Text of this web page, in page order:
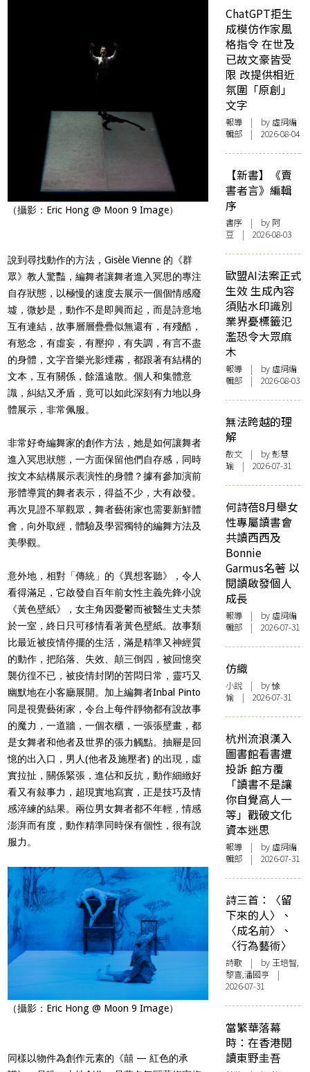
（攝影：Eric Hong @ Moon 9 Image）
說到尋找動作的方法，Gisèle Vienne 的《群
眾》教人驚豔，編舞者讓舞者進入冥思的專注
自存狀態，以極慢的速度去展示一個個情感廢
墟，微妙是，動作不是即興而起，而是詩意地
互有連結，故事層層疊疊似無還有，有殘酷，
有慾念，有虛妄，有壓抑，有失調，有言不盡
的身體，文字音樂光影煙霧，都跟著有結構的
文本，互有關係，餘溫遠散。個人和集體意
識，糾結又矛盾，竟可以如此深刻有力地以身
體展示，非常佩服。
非常好奇編舞家的創作方法，她是如何讓舞者
進入冥思狀態，一方面保留他們自存感，同時
按文本結構展示表演性的身體？據有參加演前
形體導賞的舞者表示，得益不少，大有啟發。
再次見證不單觀眾，舞者藝術家也需要新鮮體
會，向外取經，體驗及學習獨特的編舞方法及
美學觀。
意外地，相對「傳統」的《異想客聽》，令人
看得滿足，它啟發自百年前女性主義先鋒小說
《黃色壁紙》，女主角因憂鬱而被醫生丈夫禁
於一室，終日只可移情看著黃色壁紙。故事類
比最近被疫情停擺的生活，滿是精準又神經質
的動作，把陷落、失效、顛三倒四，被回憶突
襲仿徨不已，被疫情封閉的苦悶日常，靈巧又
幽默地在小客廳展開。加上編舞者Inbal Pinto
同是視覺藝術家，令台上每件靜物都有說故事
的魔力，一道牆，一個衣櫃，一張張壁畫，都
是女舞者和他者及世界的張力觸點。抽屜是回
憶的出入口，男人(他者及施壓者) 的出現，虛
實拉扯，關係緊張，進佔和反抗，動作細緻好
看又有敍事力，超現實地寫實，正是技巧及情
感淬練的結果。兩位男女舞者都不年輕，情感
澎湃而有度，動作精準同時保有個性，很有說
服力。
（攝影：Eric Hong @ Moon 9 Image）
同樣以物件為創作元素的《囍 — 紅色的承
ChatGPT拒生
成模仿作家風
格指令 在世及
已故文豪皆受
限 改提供相近
氛圍「原創」
文字
報導 | by 虛詞編
輯部 | 2026-08-04
【新書】《賣
書者言》編輯
序
書序 | by 阿
豆 | 2026-08-03
歐盟AI法案正式
生效 生成內容
須貼水印識別
業界憂標籤氾
濫恐令大眾麻
木
報導 | by 虛詞編
輯部 | 2026-08-03
無法跨越的理
解
散文 | by 彭慧
瑜 | 2026-07-31
何詩蓓8月舉女
性專屬讀書會
共讀西西及
Bonnie
Garmus名著 以
閱讀啟發個人
成長
報導 | by 虛詞編
輯部 | 2026-07-31
仿織
小說 | by 悇
愉 | 2026-07-31
杭州流浪漢入
圖書館看書遭
投訴 館方覆
「讀書不是讓
你自覺高人一
等」戳破文化
資本迷思
報導 | by 虛詞編
輯部 | 2026-07-31
詩三首：〈留
下來的人〉、
〈成名前〉、
〈行為藝術〉
詩歌 | by 王培智,
黎喜,潘國亨 |
2026-07-31
當繁華落幕
時：在香港閱
讀東野圭吾